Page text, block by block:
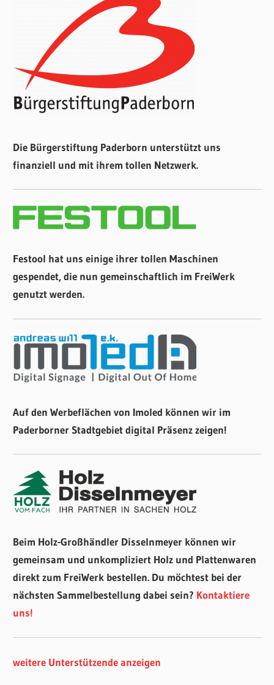
Die Bürgerstiftung Paderborn unterstützt uns
finanziell und mit ihrem tollen Netzwerk.
Festool hat uns einige ihrer tollen Maschinen
gespendet, die nun gemeinschaftlich im FreiWerk
genutzt werden.
Auf den Werbeflächen von Imoled können wir im
Paderborner Stadtgebiet digital Präsenz zeigen!
Beim Holz-Großhändler Disselnmeyer können wir
gemeinsam und unkompliziert Holz und Plattenwaren
direkt zum FreiWerk bestellen. Du möchtest bei der
nächsten Sammelbestellung dabei sein? Kontaktiere
uns!
weitere Unterstützende anzeigen